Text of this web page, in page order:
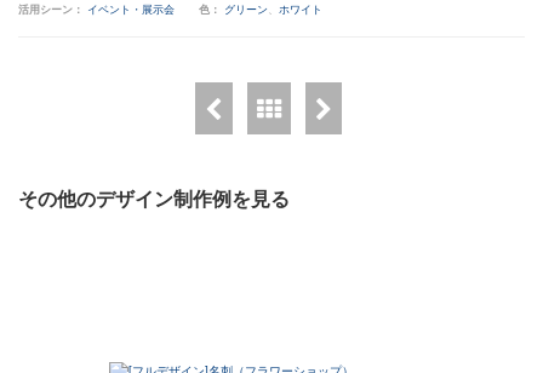
活用シーン： イベント・展示会 色： グリーン、 ホワイト
その他のデザイン制作例を見る